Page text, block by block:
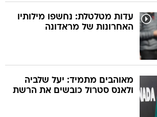
עדות מטלטלת: נחשפו מילותיו
האחרונות של מראדונה
מאוהבים מתמיד: יעל שלביה
ולאנס סטרול כובשים את הרשת